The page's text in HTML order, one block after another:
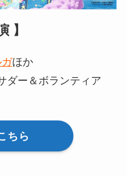
】
ほか
ダー＆ボランティア
ちら